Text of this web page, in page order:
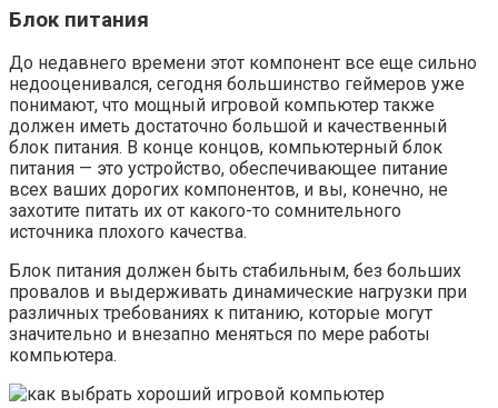
Блок питания
До недавнего времени этот компонент все еще сильно
недооценивался, сегодня большинство геймеров уже
понимают, что мощный игровой компьютер также
должен иметь достаточно большой и качественный
блок питания. В конце концов, компьютерный блок
питания — это устройство, обеспечивающее питание
всех ваших дорогих компонентов, и вы, конечно, не
захотите питать их от какого-то сомнительного
источника плохого качества.
Блок питания должен быть стабильным, без больших
провалов и выдерживать динамические нагрузки при
различных требованиях к питанию, которые могут
значительно и внезапно меняться по мере работы
компьютера.